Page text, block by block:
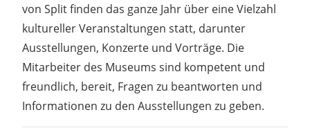
von Split finden das ganze Jahr über eine Vielzahl
kultureller Veranstaltungen statt, darunter
Ausstellungen, Konzerte und Vorträge. Die
Mitarbeiter des Museums sind kompetent und
freundlich, bereit, Fragen zu beantworten und
Informationen zu den Ausstellungen zu geben.